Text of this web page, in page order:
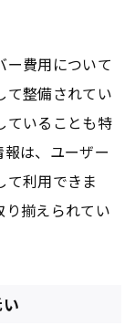
ー費用について
て整備されてい
ていることも特
は、ユーザー
て利用できま
り揃えられてい